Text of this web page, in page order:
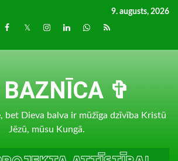
9. augusts, 2026
Facebook
TwitterInstagram
LinkedInwhatsapp
RSS
✞
bet Dieva balva ir mūžīga dzīvība Kristū
Jēzū, mūsu Kungā.